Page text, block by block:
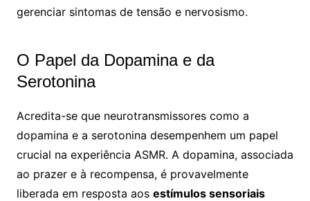
gerenciar sintomas de tensão e nervosismo.
O Papel da Dopamina e da
Serotonina
Acredita-se que neurotransmissores como a
dopamina e a serotonina desempenhem um papel
crucial na experiência ASMR. A dopamina, associada
ao prazer e à recompensa, é provavelmente
liberada em resposta aos estímulos sensoriais